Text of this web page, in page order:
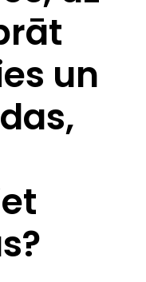
un